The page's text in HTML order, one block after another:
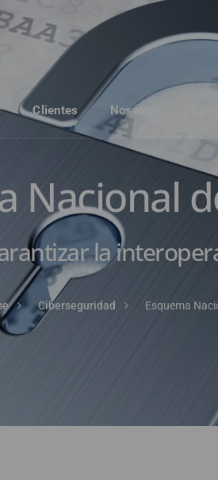
Clientes Nosotros
Nacional
la
Ciberseguridad Esquema